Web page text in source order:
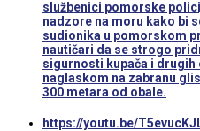
službenici pomorske
nadzore na moru kako bi
sudionika u pomorskom
nautičari da se strogo
sigurnosti kupača i drugih
naglaskom na zabranu
300 metara od obale.
https://youtu.be/